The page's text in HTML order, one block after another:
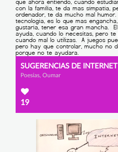
SUGERENCIAS DE INTERNET
Poesías, Oumar
19